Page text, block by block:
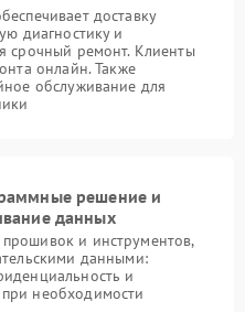
доставку
диагностику и
срочный ремонт. Клиенты
онлайн. Также
обслуживание для
решение и
данных
и инструментов,
данными:
и
необходимости